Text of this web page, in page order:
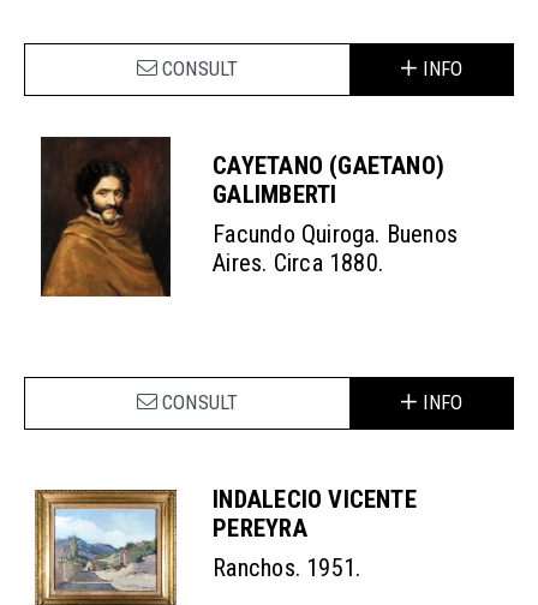
CONSULT INFO
CAYETANO (GAETANO)
GALIMBERTI
Facundo Quiroga. Buenos
Aires. Circa 1880.
CONSULT INFO
INDALECIO VICENTE
PEREYRA
Ranchos. 1951.